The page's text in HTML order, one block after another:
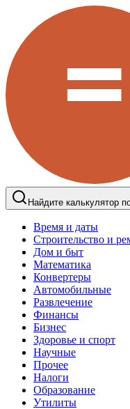
Найдите калькулятор
Время и даты
Строительство и
Дом и быт
Математика
Конвертеры
Автомобильные
Развлечение
Финансы
Бизнес
Здоровье и спорт
Научные
Прочее
Налоги
Образование
Утилиты